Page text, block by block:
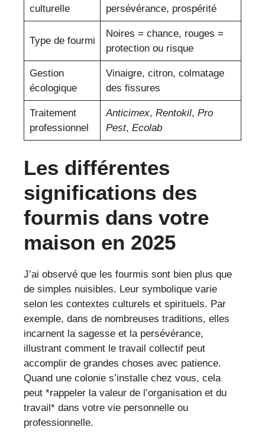
culturelle
persévérance, prospérité
Type de fourmi
Noires = chance, rouges =
protection ou risque
Gestion
écologique
Vinaigre, citron, colmatage
des fissures
Traitement
professionnel
Anticimex, Rentokil, Pro
Pest, Ecolab
Les différentes
significations des
fourmis dans votre
maison en 2025
J’ai observé que les fourmis sont bien plus que
de simples nuisibles. Leur symbolique varie
selon les contextes culturels et spirituels. Par
exemple, dans de nombreuses traditions, elles
incarnent la sagesse et la persévérance,
illustrant comment le travail collectif peut
accomplir de grandes choses avec patience.
Quand une colonie s’installe chez vous, cela
peut *rappeler la valeur de l’organisation et du
travail* dans votre vie personnelle ou
professionnelle.